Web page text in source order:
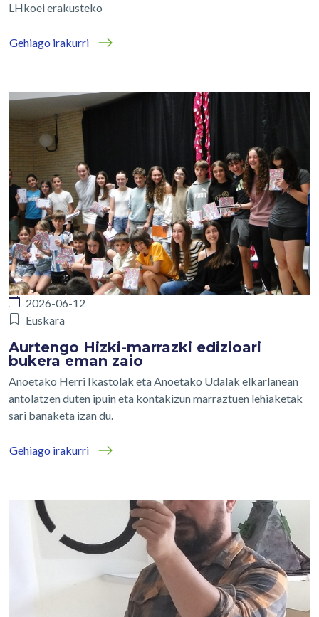
LHkoei erakusteko
Gehiago irakurri
2026-06-12
Euskara
Aurtengo Hizki-marrazki edizioari
bukera eman zaio
Anoetako Herri Ikastolak eta Anoetako Udalak elkarlanean
antolatzen duten ipuin eta kontakizun marraztuen lehiaketak
sari banaketa izan du.
Gehiago irakurri